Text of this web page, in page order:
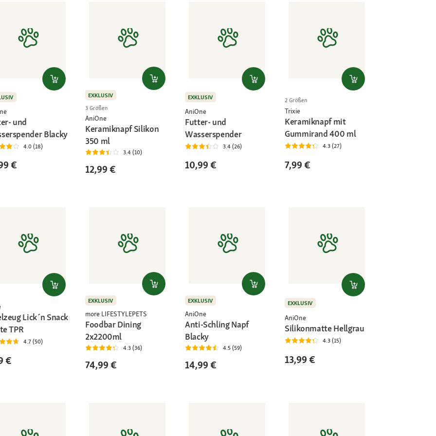
und
Blacky
4.0 (18)
€
EXKLUSIV
3 Größen
AniOne
Keramiknapf Silikon
350 ml
3.4 (10)
12,99 €
EXKLUSIV
AniOne
Futter- und
Wasserspender
3.4 (26)
10,99 €
2 Größen
Trixie
Keramiknapf mit
Gummirand 400 ml
4.3 (27)
7,99 €
Lick´n Snack
TPR
4.7 (50)
€
EXKLUSIV
more LIFESTYLEPETS
Foodbar Dining
2x2200ml
4.3 (36)
74,99 €
EXKLUSIV
AniOne
Anti-Schling Napf
Blacky
4.5 (59)
14,99 €
EXKLUSIV
AniOne
Silikonmatte Hellgrau
4.3 (15)
13,99 €